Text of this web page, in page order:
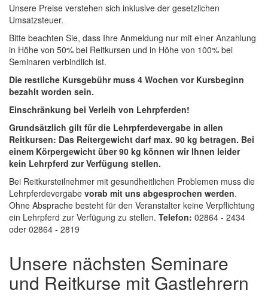
Unsere Preise verstehen sich inklusive der gesetzlichen
Umsatzsteuer.
Bitte beachten Sie, dass Ihre Anmeldung nur mit einer Anzahlung
in Höhe von 50% bei Reitkursen und in Höhe von 100% bei
Seminaren verbindlich ist.
Die restliche Kursgebühr muss 4 Wochen vor Kursbeginn
bezahlt worden sein.
Einschränkung bei Verleih von Lehrpferden!
Grundsätzlich gilt für die Lehrpferdevergabe in allen
Reitkursen: Das Reitergewicht darf max. 90 kg betragen. Bei
einem Körpergewicht über 90 kg können wir Ihnen leider
kein Lehrpferd zur Verfügung stellen.
Bei Reitkursteilnehmer mit gesundheitlichen Problemen muss die
Lehrpferdevergabe vorab mit uns abgesprochen werden.
Ohne Absprache besteht für den Veranstalter keine Verpflichtung
ein Lehrpferd zur Verfügung zu stellen. Telefon: 02864 - 2434
oder 02864 - 2819
Unsere nächsten Seminare
und Reitkurse mit Gastlehrern